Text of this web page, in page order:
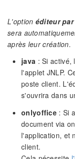
L'option éditeur
sera
après leur création.
java : Si activé,
l'applet JNLP.
poste client.
s'ouvrira dans
onlyoffice : Si
document via
l'application, et
client.